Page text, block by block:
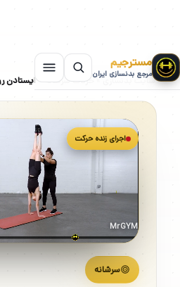
مسترجیم
مرجع بدنسازی ایران
سایت بدنسازی»حرکات سرشانه»
سرشانه
اجرای زنده حرکت
MrGYM